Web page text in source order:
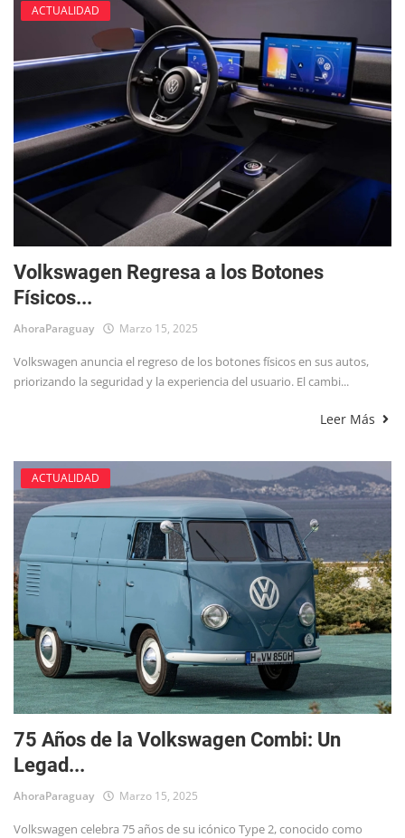
ACTUALIDAD
Volkswagen Regresa a los Botones
Físicos...
AhoraParaguay Marzo 15, 2025
Volkswagen anuncia el regreso de los botones físicos en sus autos,
priorizando la seguridad y la experiencia del usuario. El cambi...
Leer Más
ACTUALIDAD
75 Años de la Volkswagen Combi: Un
Legad...
AhoraParaguay Marzo 15, 2025
Volkswagen celebra 75 años de su icónico Type 2, conocido como